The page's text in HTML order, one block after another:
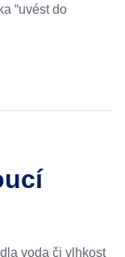
“uvést do
voda či vlhkost